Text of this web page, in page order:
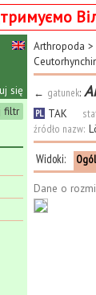
się
filtr
Arthropoda >
← gatunek:
PL TAK
źródło nazw:
Widoki:
Dane o